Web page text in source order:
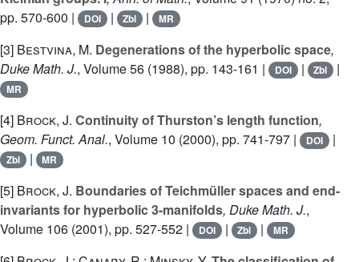
pp. 570-600 |
DOI | Zbl | MR
[3] Bestvina, M. Degenerations of the hyperbolic space,
Duke Math. J., Volume 56 (1988), pp. 143-161 | DOI | Zbl |
MR
[4] Brock, J. Continuity of Thurston’s length function,
Geom. Funct. Anal., Volume 10 (2000), pp. 741-797 | DOI |
Zbl | MR
[5] Brock, J. Boundaries of Teichmüller spaces and end-
invariants for hyperbolic 3-manifolds, Duke Math. J.,
Volume 106 (2001), pp. 527-552 | DOI | Zbl | MR